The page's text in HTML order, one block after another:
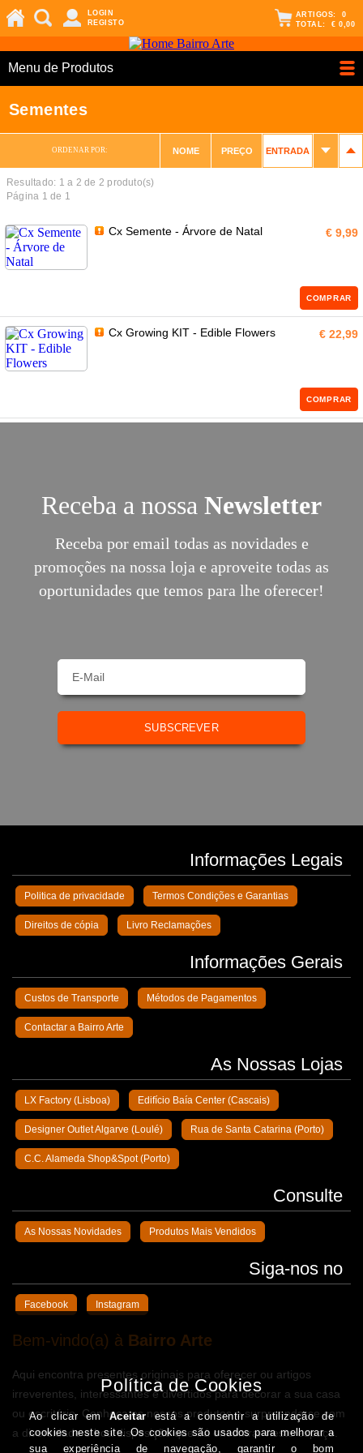
LOGIN
REGISTO
ARTIGOS: 0
TOTAL: € 0,00
Menu de Produtos
Sementes
ORDENAR POR: NOME PREÇO ENTRADA
Resultado: 1 a 2 de 2 produto(s)
Página 1 de 1
Cx Semente - Árvore de Natal € 9,99
COMPRAR
Cx Growing KIT - Edible Flowers € 22,99
COMPRAR
Receba a nossa Newsletter
Receba por email todas as novidades e
promoções na nossa loja e aproveite todas as
oportunidades que temos para lhe oferecer!
SUBSCREVER
Informações Legais
Politica de privacidade Termos Condições e Garantias
Direitos de cópia Livro Reclamações
Informações Gerais
Custos de Transporte Métodos de Pagamentos
Contactar a Bairro Arte
As Nossas Lojas
LX Factory (Lisboa) Edifício Baía Center (Cascais)
Designer Outlet Algarve (Loulé) Rua de Santa Catarina (Porto)
C.C. Alameda Shop&Spot (Porto)
Consulte
As Nossas Novidades Produtos Mais Vendidos
Siga-nos no
Facebook Instagram
Bem-vindo(a) à Bairro Arte
Aqui encontra presentes originais para oferecer ou artigos
irreverentes, interessantes e divertidos para decorar a sua casa
ou escritório. Conheça os nossos produtos e surpreenda-se com
a diversidade e boa disposição que irá encontrar neste espaço.